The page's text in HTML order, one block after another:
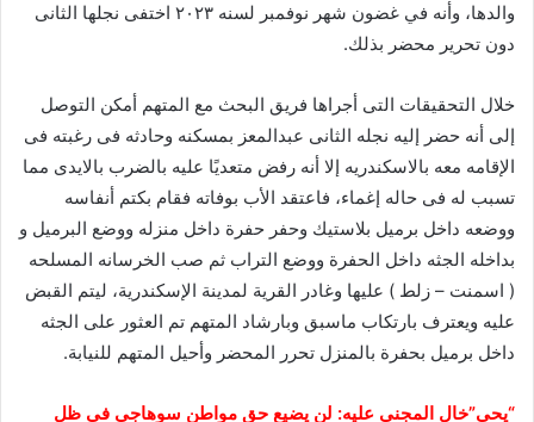
والدها، وأنه في غضون شهر نوفمبر لسنه ٢٠٢٣ اختفى نجلها الثانى
دون تحرير محضر بذلك.
خلال التحقيقات التى أجراها فريق البحث مع المتهم أمكن التوصل
إلى أنه حضر إليه نجله الثانى عبدالمعز بمسكنه وحادثه فى رغبته فى
الإقامه معه بالاسكندريه إلا أنه رفض متعديًا عليه بالضرب بالايدى مما
تسبب له فى حاله إغماء، فاعتقد الأب بوفاته فقام بكتم أنفاسه
ووضعه داخل برميل بلاستيك وحفر حفرة داخل منزله ووضع البرميل و
بداخله الجثه داخل الحفرة ووضع التراب ثم صب الخرسانه المسلحه
( اسمنت – زلط ) عليها وغادر القرية لمدينة الإسكندرية، ليتم القبض
عليه ويعترف بارتكاب ماسبق وبارشاد المتهم تم العثور على الجثه
داخل برميل بحفرة بالمنزل تحرر المحضر وأحيل المتهم للنيابة.
“يحي”خال المجني عليه: لن يضيع حق مواطن سوهاجي في ظل